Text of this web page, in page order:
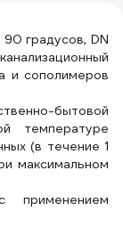
градусов, DN
и сополимеров
бытовой
температуре
(в течение 1
максимальном
применением